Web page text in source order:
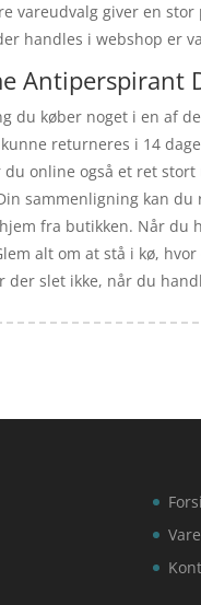
vareudvalg giver en
handles i webshop er
Antiperspirant
du køber noget i en af
returneres i 14
online også et ret
sammenligning kan
fra butikken. Når du
alt om at stå i kø,
der slet ikke, når du